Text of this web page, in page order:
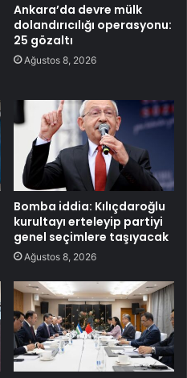
Ankara’da devre mülk
dolandırıcılığı operasyonu:
25 gözaltı
Ağustos 8, 2026
Bomba iddia: Kılıçdaroğlu
kurultayı erteleyip partiyi
genel seçimlere taşıyacak
Ağustos 8, 2026